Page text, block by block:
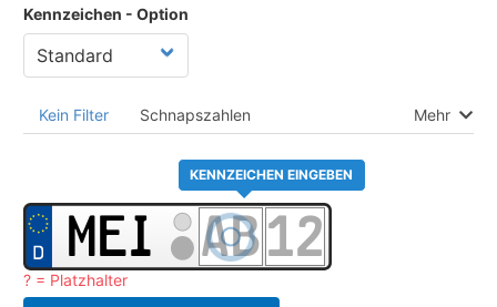
Kennzeichen - Option
Kein Filter Schnapszahlen Mehr
KENNZEICHEN EINGEBEN
? = Platzhalter